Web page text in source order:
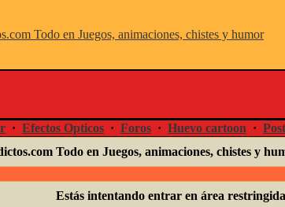
· Efectos Opticos · Foros · Huevo cartoon ·
Todo en Juegos, animaciones, chistes y
Estás intentando entrar en área